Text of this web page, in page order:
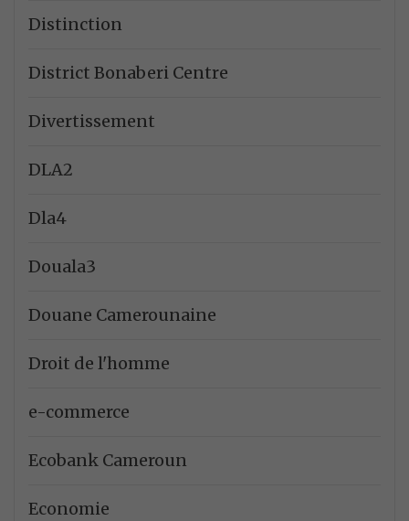
Distinction
District Bonaberi Centre
Divertissement
DLA2
Dla4
Douala3
Douane Camerounaine
Droit de l'homme
e-commerce
Ecobank Cameroun
Economie